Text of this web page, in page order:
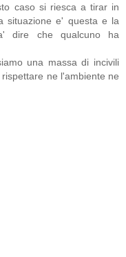
caso si riesca a tirar in
situazione e' questa e la
dire che qualcuno ha
una massa di incivili
ne l'ambiente ne